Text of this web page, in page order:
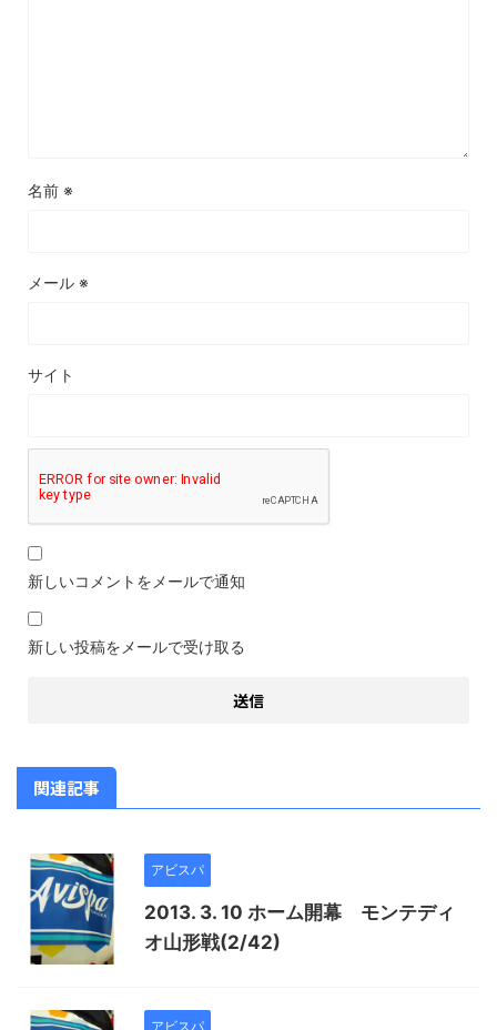
名前 ※
メール ※
サイト
新しいコメントをメールで通知
新しい投稿をメールで受け取る
関連記事
アビスパ
2013. 3. 10 ホーム開幕 モンテディ
オ山形戦(2/42)
アビスパ